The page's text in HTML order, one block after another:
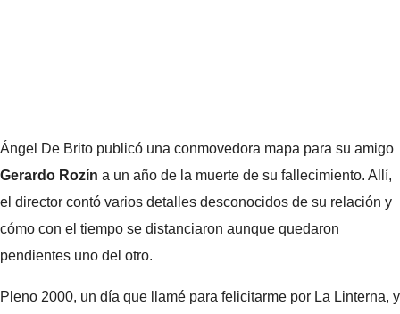
Ángel De Brito publicó una conmovedora mapa para su amigo
Gerardo Rozín a un año de la muerte de su fallecimiento. Allí,
el director contó varios detalles desconocidos de su relación y
cómo con el tiempo se distanciaron aunque quedaron
pendientes uno del otro.
Pleno 2000, un día que llamé para felicitarme por La Linterna, y